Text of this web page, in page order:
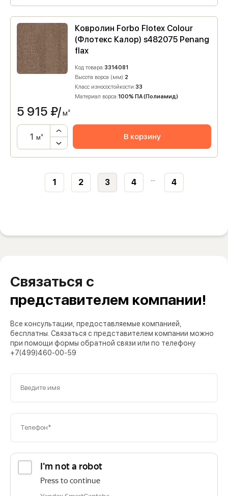
Ковролин Forbo Flotex Colour
(Флотекс Калор) s482075 Penang
flax
Код товара:3314081
Высота ворса (мм):2
Класс износостойкости:33
Материал ворса:100% ПА (Полиамид)
5 915 ₽/м²
м² В корзину
1 2 3 4 ... 4
Связаться с
представителем компании!
Все консультации, предоставляемые компанией,
бесплатны. Связаться с представителем компании можно
при помощи формы обратной связи или по телефону
+7(499)460-00-59
Введите имя
Телефон*